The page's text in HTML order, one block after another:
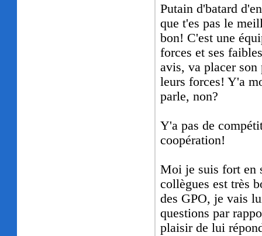
Putain d'batard
que t'es pas le
bon! C'est une
forces et ses
avis, va placer son
leurs forces! Y'a
parle, non?
Y'a pas de
coopération!
Moi je suis fort en
collègues est très
des GPO, je vais
questions par
plaisir de lui